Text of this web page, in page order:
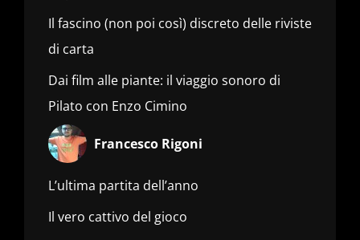
Il fascino (non poi così) discreto delle riviste
di carta
Dai film alle piante: il viaggio sonoro di
Pilato con Enzo Cimino
Francesco Rigoni
L’ultima partita dell’anno
Il vero cattivo del gioco